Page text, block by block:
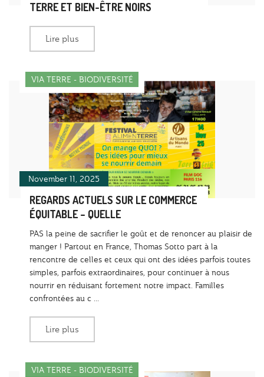
TERRE ET BIEN-ÊTRE NOIRS
Lire plus
November 11, 2025
VIA TERRE - BIODIVERSITÉ
REGARDS ACTUELS SUR LE COMMERCE
ÉQUITABLE – QUELLE
PAS la peine de sacrifier le goût et de renoncer au plaisir de
manger ! Partout en France, Thomas Sotto part à la
rencontre de celles et ceux qui ont des idées parfois toutes
simples, parfois extraordinaires, pour continuer à nous
nourrir en réduisant fortement notre impact. Familles
confrontées au c ...
Lire plus
VIA TERRE - BIODIVERSITÉ